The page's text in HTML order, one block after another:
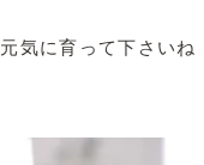
気に育って下さいね